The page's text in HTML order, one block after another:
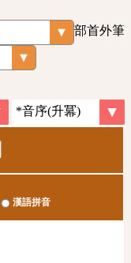
部首外筆
漢語拼音